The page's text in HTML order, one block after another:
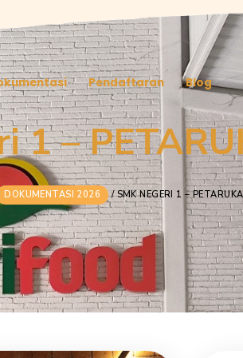
Tour Dokumentasi
1 –
ARTIKEL / DOKUMENTASI 2026 /